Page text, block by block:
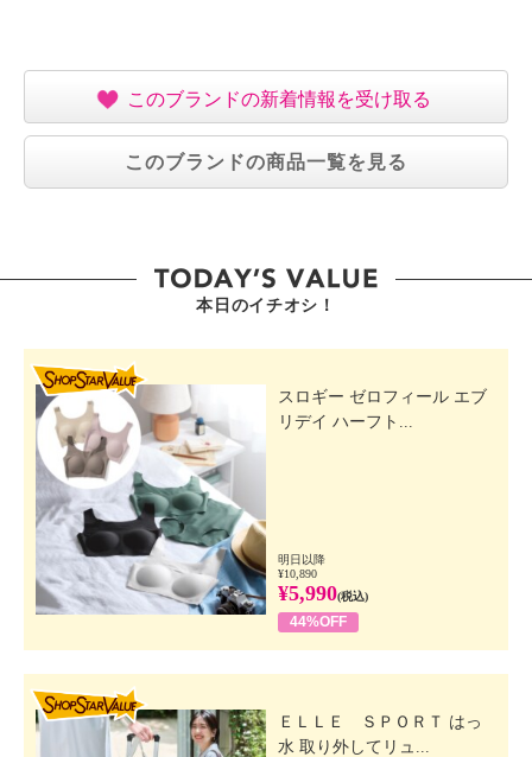
このブランドの新着情報を受け取る
このブランドの商品一覧を見る
本日のイチオシ！
スロギー ゼロフィール エブ
リデイ ハーフト...
明日以降
¥10,890
¥5,990(税込)
44%OFF
ＥＬＬＥ ＳＰＯＲＴ はっ
水 取り外してリュ...